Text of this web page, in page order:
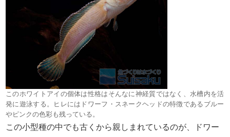
このホワイトアイの個体は性格はそんなに神経質ではなく、水槽内を活
発に遊泳する。ヒレにはドワーフ・スネークヘッドの特徴であるブルー
やピンクの色彩も残っている。
この小型種の中でも古くから親しまれているのが、ドワー